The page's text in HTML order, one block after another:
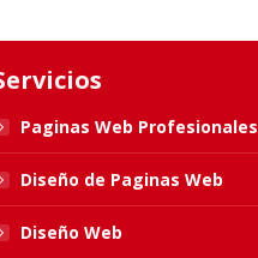
Paginas Web Profesionales
Diseño de Paginas Web
Diseño Web